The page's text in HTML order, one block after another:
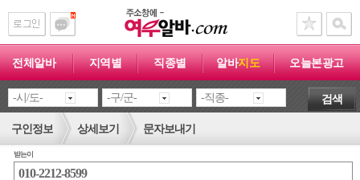
전체알바 지역별 직종별 알바지도 오늘본광고
검색
구인정보 상세보기 문자보내기
받는이